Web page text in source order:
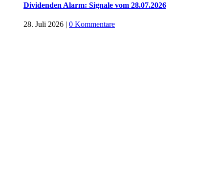
Dividenden Alarm: Signale vom 28.07.2026
28. Juli 2026 | 0 Kommentare